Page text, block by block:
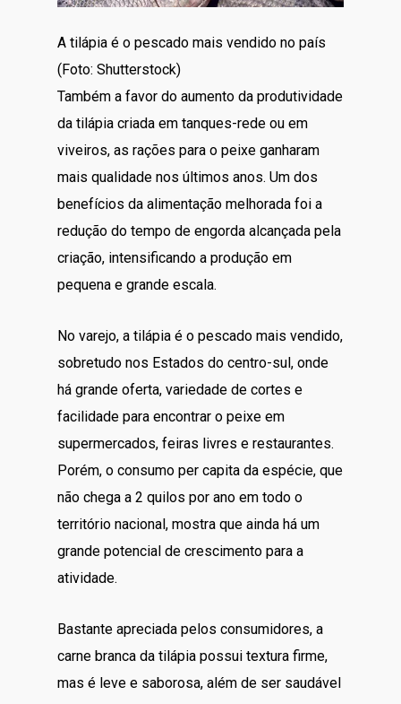
A tilápia é o pescado mais vendido no país
(Foto: Shutterstock)
Também a favor do aumento da produtividade
da tilápia criada em tanques-rede ou em
viveiros, as rações para o peixe ganharam
mais qualidade nos últimos anos. Um dos
benefícios da alimentação melhorada foi a
redução do tempo de engorda alcançada pela
criação, intensificando a produção em
pequena e grande escala.
No varejo, a tilápia é o pescado mais vendido,
sobretudo nos Estados do centro-sul, onde
há grande oferta, variedade de cortes e
facilidade para encontrar o peixe em
supermercados, feiras livres e restaurantes.
Porém, o consumo per capita da espécie, que
não chega a 2 quilos por ano em todo o
território nacional, mostra que ainda há um
grande potencial de crescimento para a
atividade.
Bastante apreciada pelos consumidores, a
carne branca da tilápia possui textura firme,
mas é leve e saborosa, além de ser saudável